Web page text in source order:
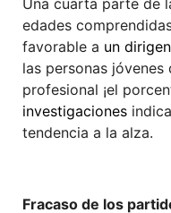
edades
favorable a un
las personas
profesional ¡el
investigaciones
tendencia a la alza.
Fracaso de los